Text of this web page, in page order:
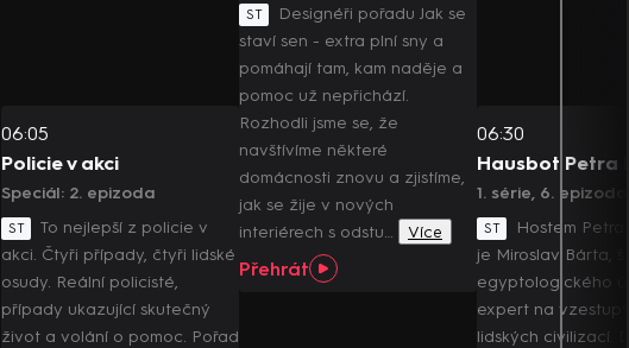
06:05
Policie v akci
Speciál: 2. epizoda
ST
To nejlepší z policie v
akci. Čtyři případy, čtyři lidské
osudy. Reální policisté,
případy ukazující skutečný
život a volání o pomoc. Pořad
ST
Designéři pořadu Jak se
staví sen - extra plní sny a
pomáhají tam, kam naděje a
pomoc už nepřichází.
Rozhodli jsme se, že
navštívíme některé
domácnosti znovu a zjistíme,
jak se žije v nových
interiérech s odstu…
Více
Přehrát
06:30
Hausbot Petra
1. série, 6. epizoda
ST
Hostem
je Miroslav Bárta,
egyptologického
expert na
lidských civilizací.